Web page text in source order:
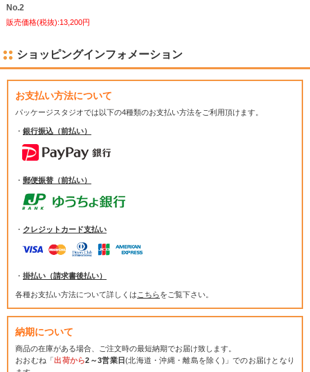
No.2
販売価格(税抜):13,200円
ショッピングインフォメーション
お支払い方法について
パッケージスタジオでは以下の4種類のお支払い方法をご利用頂けます。
・ 銀行振込（前払い）
・ 郵便振替（前払い）
・ クレジットカード支払い
・ 掛払い（請求書後払い）
各種お支払い方法について詳しくは こちらをご覧下さい。
納期について
商品の在庫がある場合、ご注文時の最短納期でお届け致します。
おおむね「出荷から2～3営業日(北海道・沖縄・離島を除く)」でのお届けとなり